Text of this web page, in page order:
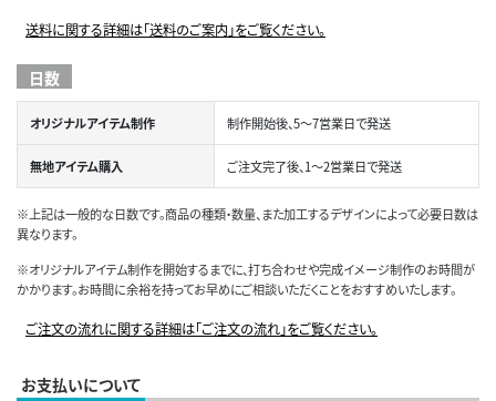
送料に関する詳細は「送料のご案内」をご覧ください。
日数
オリジナルアイテム制作 制作開始後、5～7営業日で発送
無地アイテム購入 ご注文完了後、1～2営業日で発送
※上記は一般的な日数です。商品の種類・数量、また加工するデザインによって必要日数は
異なります。
※オリジナルアイテム制作を開始するまでに、打ち合わせや完成イメージ制作のお時間が
かかります。お時間に余裕を持ってお早めにご相談いただくことをおすすめいたします。
ご注文の流れに関する詳細は「ご注文の流れ」をご覧ください。
お支払いについて